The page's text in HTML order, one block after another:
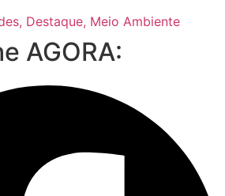
, Destaque, Meio Ambiente
AGORA: